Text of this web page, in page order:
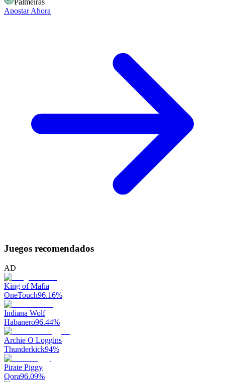
Apostar Ahora
Juegos recomendados
AD
King of Mafia
OneTouch96.16%
Indiana Wolf
Habanero96.44%
Archie O Loggins
Thunderkick94%
Pirate Piggy
Qora96.09%